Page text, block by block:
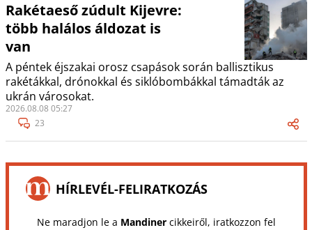
Rakétaeső zúdult Kijevre:
több halálos áldozat is
van
A péntek éjszakai orosz csapások során ballisztikus
rakétákkal, drónokkal és siklóbombákkal támadták az
ukrán városokat.
2026.08.08 05:27
23
HÍRLEVÉL-FELIRATKOZÁS
Ne maradjon le a Mandinercikkeiről, iratkozzon fel